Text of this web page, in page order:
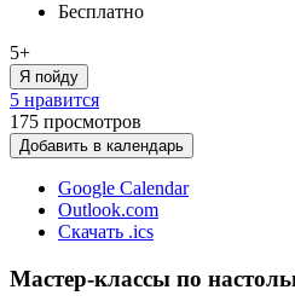
Бесплатно
5+
Я пойду
5 нравится
175 просмотров
Добавить в календарь
Google Calendar
Outlook.com
Скачать .ics
Мастер-классы по